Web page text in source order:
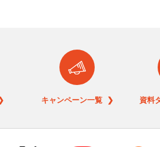
キャンペーン一覧 ❯ 資料